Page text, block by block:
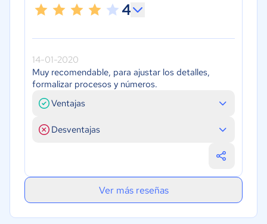
4
14-01-2020
Muy recomendable, para ajustar los detalles,
formalizar procesos y números.
Ventajas
Desventajas
Ver más reseñas